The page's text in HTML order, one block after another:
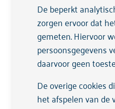
De beperkt
zorgen ervoor dat
gemeten. Hiervoor
persoonsgegevens
daarvoor geen
De overige cookies
het afspelen van de